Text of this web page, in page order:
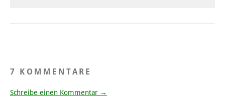
7 KOMMENTARE
Schreibe einen Kommentar →